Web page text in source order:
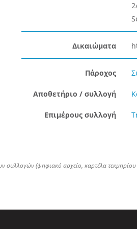
Δικαιώματα
Πάροχος
Αποθετήριο / συλλογή
Επιμέρους συλλογή
συλλογών (ψηφιακό αρχείο, καρτέλα